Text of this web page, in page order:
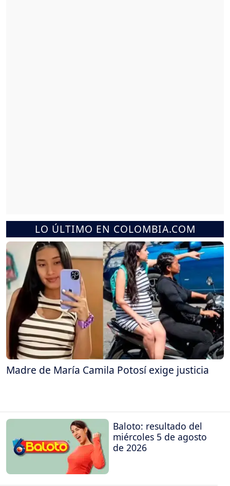
LO ÚLTIMO EN COLOMBIA.COM
Madre de María Camila Potosí exige justicia
Baloto: resultado del
miércoles 5 de agosto
de 2026